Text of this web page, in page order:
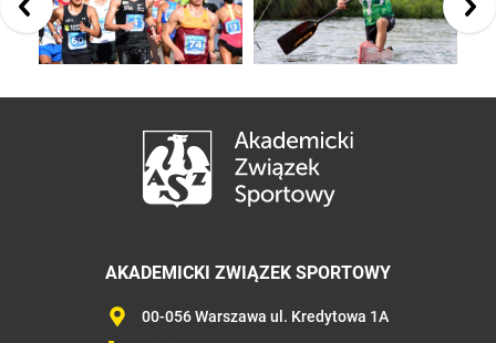
AKADEMICKI ZWIĄZEK SPORTOWY
00-056 Warszawa ul. Kredytowa 1A